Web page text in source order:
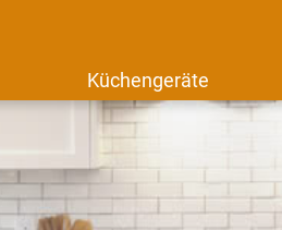
Küchengeräte